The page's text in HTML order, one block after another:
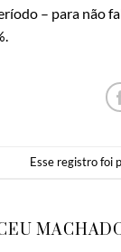
– para não
Esse registro foi